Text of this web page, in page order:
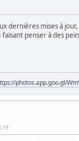
dernières mises à
faisant penser à des
photos.app.goo.gl/